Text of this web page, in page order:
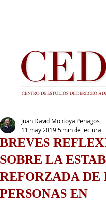
BREVES
SOBRE LA
REFORZADA DE
PERSONAS EN
Juan David Montoya Penagos
11 may 20195 min de lectura